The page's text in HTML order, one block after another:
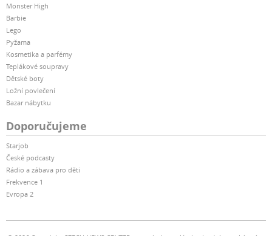
Monster High
Barbie
Lego
Pyžama
Kosmetika a parfémy
Teplákové soupravy
Dětské boty
Ložní povlečení
Bazar nábytku
Doporučujeme
Starjob
České podcasty
Rádio a zábava pro děti
Frekvence 1
Evropa 2